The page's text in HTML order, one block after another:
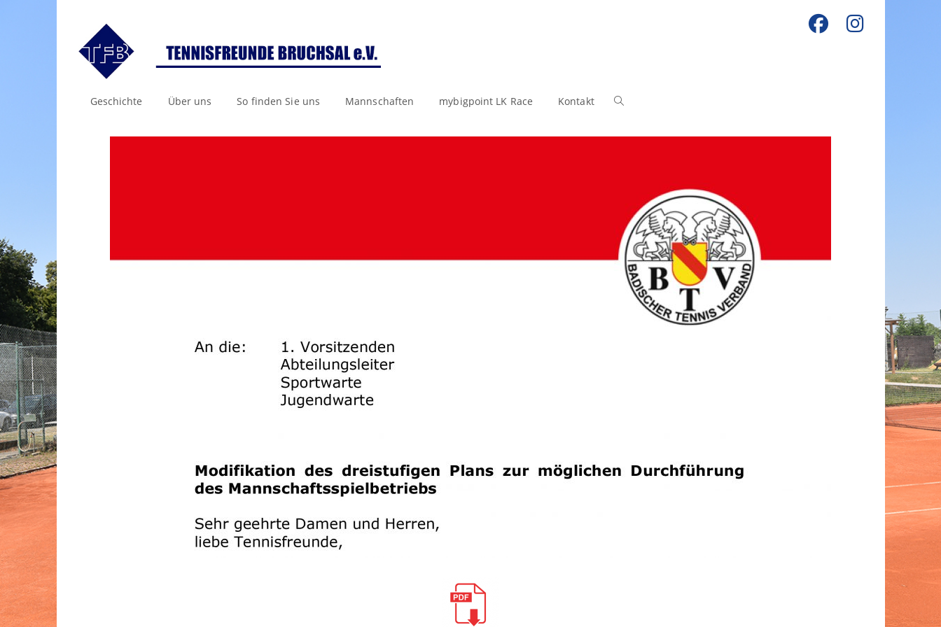
Geschichte Über uns So finden Sie uns Mannschaften mybigpoint LK Race Kontakt